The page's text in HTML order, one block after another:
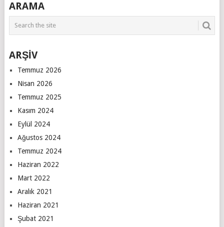
ARAMA
ARŞİV
Temmuz 2026
Nisan 2026
Temmuz 2025
Kasım 2024
Eylül 2024
Ağustos 2024
Temmuz 2024
Haziran 2022
Mart 2022
Aralık 2021
Haziran 2021
Şubat 2021